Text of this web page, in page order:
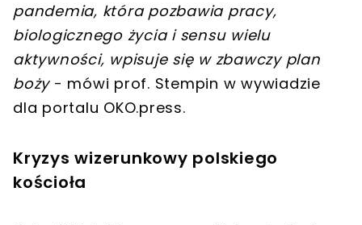
pandemia, która pozbawia pracy,
biologicznego życia i sensu wielu
aktywności, wpisuje się w zbawczy plan
boży- mówi prof. Stempin w wywiadzie
dla portalu OKO.press.
Kryzys wizerunkowy polskiego
kościoła